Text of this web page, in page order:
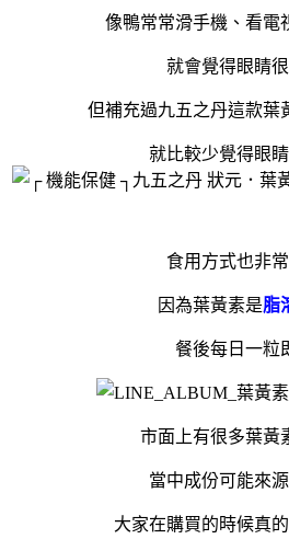
像鴨常常滑手機、看電
就會覺得眼睛
但補充過九五之丹這款葉
就比較少覺得眼
食用方式也非
因為葉黃素是脂
餐後每日一粒
市面上有很多葉黃
當中成份可能來
大家在購買的時候真